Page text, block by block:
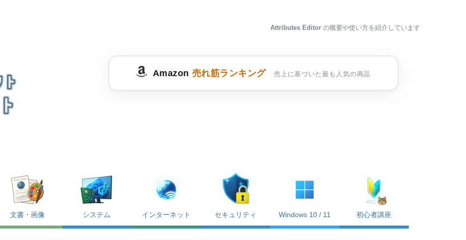
Attributes Editor の概要や使い方を紹介しています
Amazon 売れ筋ランキング 売上に基づいた最も人気の商品
文書・画像 システム インターネット セキュリティ Windows 10 / 11 初心者講座